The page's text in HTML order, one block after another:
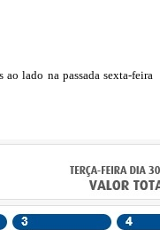
ao lado na passada sexta-feira